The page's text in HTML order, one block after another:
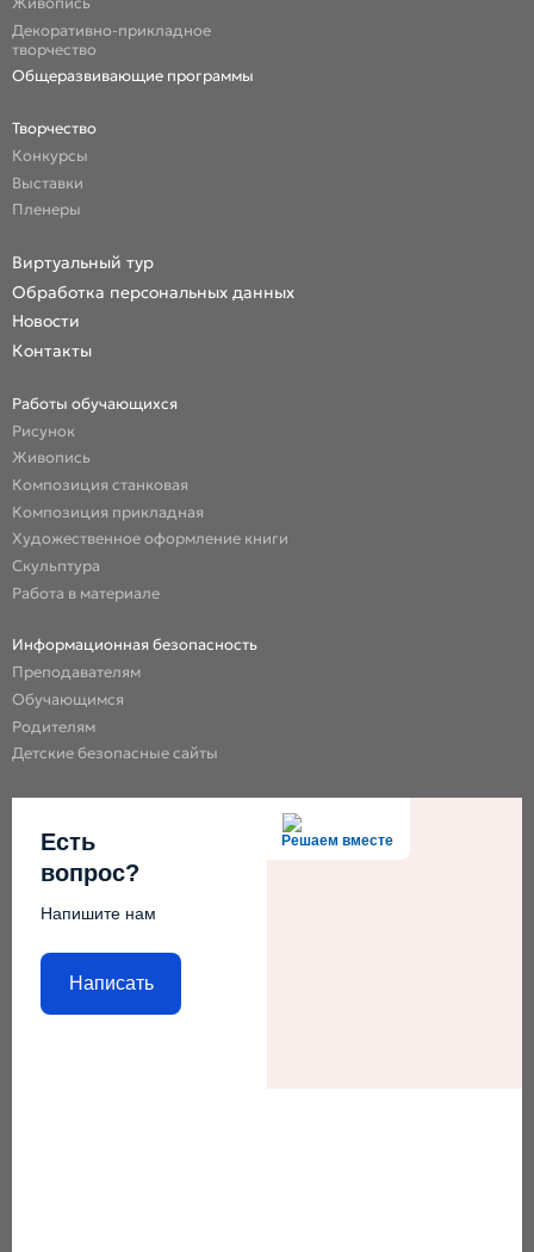
Декоративно-прикладное
творчество
Общеразвивающие программы
Творчество
Конкурсы
Выставки
Пленеры
Виртуальный тур
Обработка персональных данных
Новости
Контакты
Работы обучающихся
Рисунок
Живопись
Композиция станковая
Композиция прикладная
Художественное оформление книги
Скульптура
Работа в материале
Информационная безопасность
Преподавателям
Обучающимся
Родителям
Детские безопасные сайты
Решаем вместе
Есть
вопрос?
Напишите нам
Написать